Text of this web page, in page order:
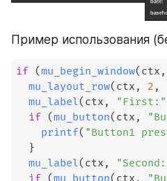
Пример использования
if (mu_begin_window( ctx ,
mu_layout_row( ctx , 2 ,
mu_label( ctx , "First:"
if (mu_button( ctx ,
printf( "Button1
}
mu_label( ctx ,